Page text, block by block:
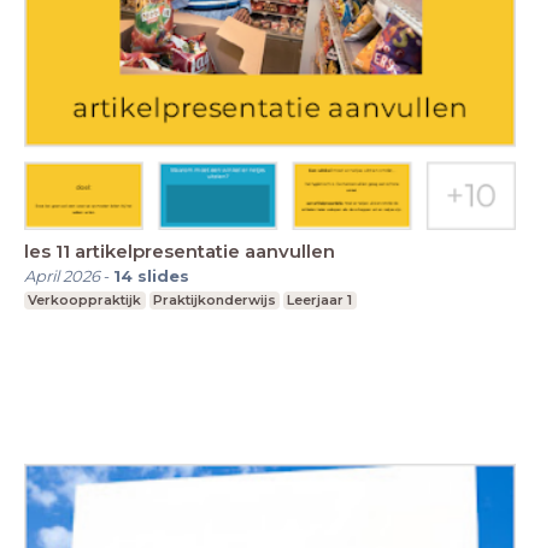
les 11 artikelpresentatie aanvullen
April 2026- 14 slides
Verkooppraktijk Praktijkonderwijs Leerjaar 1